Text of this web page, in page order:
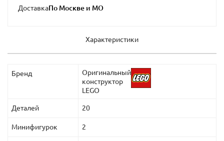
Доставка
Характеристики
Бренд
Оригинальный
конструктор
LEGO
Деталей 20
Минифигурок 2